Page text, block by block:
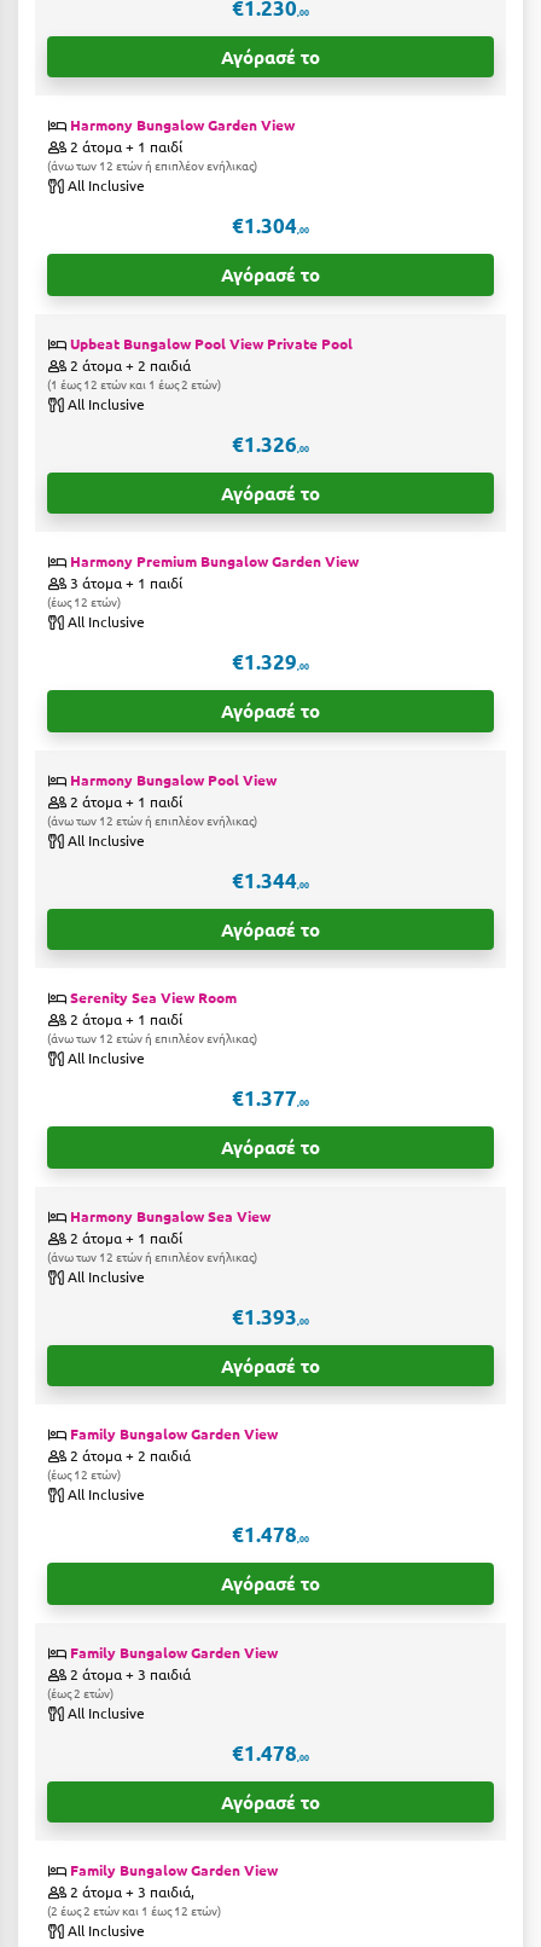
Κόνιτσα
Κόρινθος
Κουρούτα Ηλείας
Κουφονήσια
Κρήτη
Κύθηρα
Κυλλήνη
Κύμη Ευβοίας
Κυπαρισσία
Κως
Λαγκάδια
Λακωνία
Λασίθι
Λεπτοκαρυά
Λέσβος
Λήμνος
Λιτόχωρο
Λουτρά Πόζαρ
Μαραθώνας Αττικής
Μαρώνεια
Μεθώνη
Μεσολόγγι
Μήλος
Μονεμβασιά
€1.230 ,00
Αγόρασέ το
Harmony Bungalow Garden View
2 άτομα + 1 παιδί
άνω των 12 ετών ή επιπλέον ενήλικας
All Inclusive
€1.304 ,00
Αγόρασέ το
Upbeat Bungalow Pool View Private Pool
2 άτομα + 2 παιδιά
1 έως 12 ετών και 1 έως 2 ετών
All Inclusive
€1.326 ,00
Αγόρασέ το
Harmony Premium Bungalow Garden View
3 άτομα + 1 παιδί
έως 12 ετών
All Inclusive
€1.329 ,00
Αγόρασέ το
Harmony Bungalow Pool View
2 άτομα + 1 παιδί
άνω των 12 ετών ή επιπλέον ενήλικας
All Inclusive
€1.344 ,00
Αγόρασέ το
Serenity Sea View Room
2 άτομα + 1 παιδί
άνω των 12 ετών ή επιπλέον ενήλικας
All Inclusive
€1.377 ,00
Αγόρασέ το
Harmony Bungalow Sea View
2 άτομα + 1 παιδί
άνω των 12 ετών ή επιπλέον ενήλικας
All Inclusive
€1.393 ,00
Αγόρασέ το
Family Bungalow Garden View
2 άτομα + 2 παιδιά
έως 12 ετών
All Inclusive
€1.478 ,00
Αγόρασέ το
Family Bungalow Garden View
2 άτομα + 3 παιδιά
έως 2 ετών
All Inclusive
€1.478 ,00
Αγόρασέ το
Family Bungalow Garden View
2 άτομα + 3 παιδιά,
2 έως 2 ετών και 1 έως 12 ετών
All Inclusive